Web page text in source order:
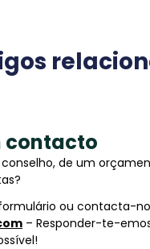
contacto
de um
ou contacta-
– Responder-te-